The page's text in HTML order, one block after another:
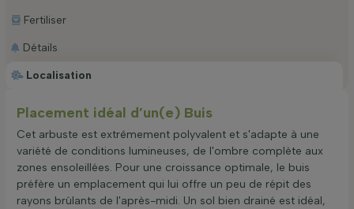
Localisation
Fertiliser
Détails
Placement idéal d’un(e) Buis
Cet arbuste est extrêmement polyvalent et s'adapte à une
variété de conditions lumineuses, de l'ombre complète aux
zones ensoleillées. Pour une croissance optimale, le buis
préfère un emplacement qui lui offre un peu de répit des
rayons brûlants de l'après-midi. Un sol bien drainé est idéal,